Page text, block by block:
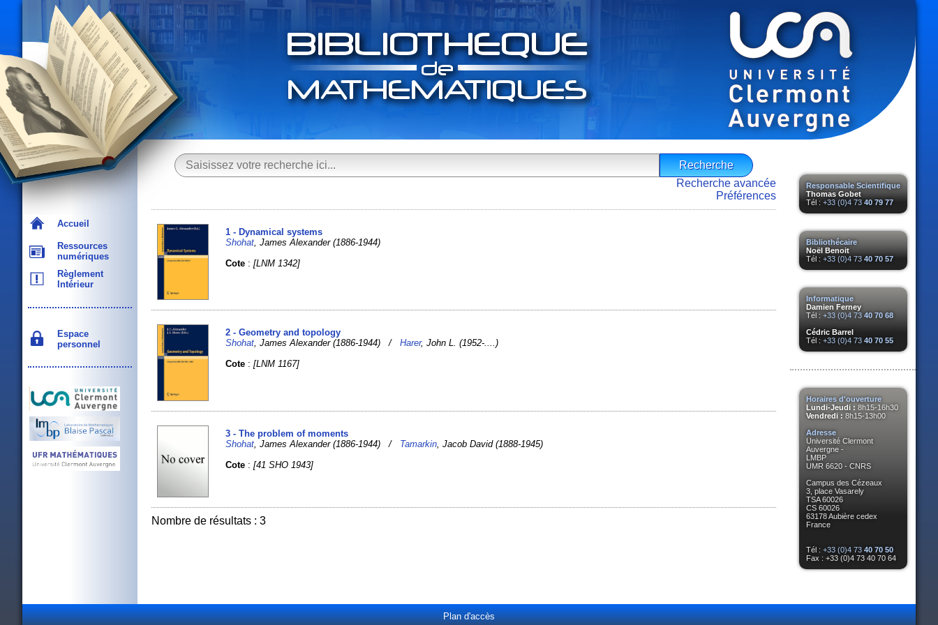
Accueil
Ressources
numériques
Règlement
Intérieur
Espace
personnel
Responsable Scientifique
Thomas Gobet
Tél : +33 (0)4 73 40 79 77
Bibliothécaire
Noël Benoit
Tél : +33 (0)4 73 40 70 57
Informatique
Damien Ferney
Tél : +33 (0)4 73 40 70 68
Cédric Barrel
Tél : +33 (0)4 73 40 70 55
Horaires d'ouverture
Lundi-Jeudi : 8h15-16h30
Vendredi : 8h15-13h00
Adresse
Université Clermont
Auvergne -
LMBP
UMR 6620 - CNRS
Campus des Cézeaux
3, place Vasarely
TSA 60026
CS 60026
63178 Aubière cedex
France
Tél : +33 (0)4 73 40 70 50
Fax : +33 (0)4 73 40 70 64
Recherche avancée
Préférences
1 - Dynamical systems
Shohat , James Alexander (1886-1944)
Cote :[LNM 1342]
2 - Geometry and topology
Shohat, James Alexander (1886-1944) /Harer, John L. (1952-....)
Cote :[LNM 1167]
3 - The problem of moments
Shohat , James Alexander (1886-1944) / Tamarkin , Jacob David (1888-1945)
Cote :[41 SHO 1943]
Nombre de résultats : 3
Plan d'accès